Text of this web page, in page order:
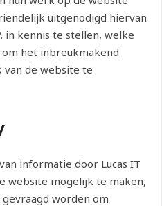
uitgenodigd hiervan
in kennis te stellen, welke
het inbreukmakend
de website te
informatie door Lucas IT
website mogelijk te maken,
worden om